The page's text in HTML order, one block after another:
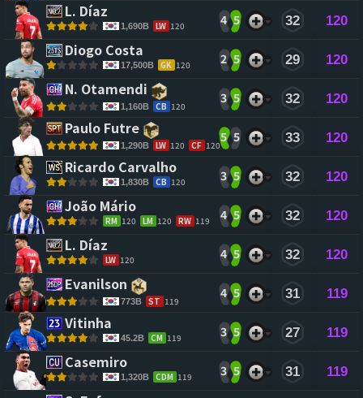
L. Díaz
1,690B LW 120 4 5 32 120
Diogo Costa
17,500B GK 120 2 5 29 120
N. Otamendi
1,160B CB 120
3 5 32 120
Paulo Futre
1,290B LW 120 CF 120
5 5 33 120
Ricardo Carvalho
1,830B CB 120 3 5 32 120
João Mário
RM 120 LM 120 RW 119 4 5 32 120
L. Díaz
LW 120 4 5 32 120
Evanilson
773B ST 119
4 5 31 119
Vitinha
45.2B CM 119 3 5 27 119
Casemiro
1,320B CDM 119 3 5 31 119